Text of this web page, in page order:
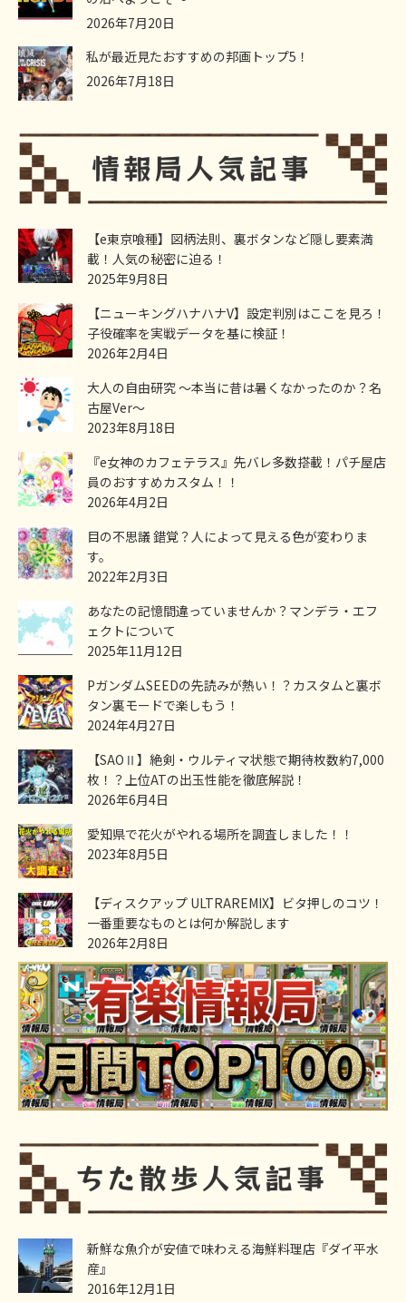
2026年7月20日
私が最近見たおすすめの邦画トップ5！
2026年7月18日
【e東京喰種】図柄法則、裏ボタンなど隠し要素満
載！人気の秘密に迫る！
2025年9月8日
【ニューキングハナハナV】設定判別はここを見ろ！
子役確率を実戦データを基に検証！
2026年2月4日
大人の自由研究 ～本当に昔は暑くなかったのか？名
古屋Ver～
2023年8月18日
『e女神のカフェテラス』先バレ多数搭載！パチ屋店
員のおすすめカスタム！！
2026年4月2日
目の不思議 錯覚？人によって見える色が変わりま
す。
2022年2月3日
あなたの記憶間違っていませんか？マンデラ・エフ
ェクトについて
2025年11月12日
PガンダムSEEDの先読みが熱い！？カスタムと裏ボ
タン裏モードで楽しもう！
2024年4月27日
【SAOⅡ】絶剣・ウルティマ状態で期待枚数約7,000
枚！？上位ATの出玉性能を徹底解説！
2026年6月4日
愛知県で花火がやれる場所を調査しました！！
2023年8月5日
【ディスクアップ ULTRAREMIX】ビタ押しのコツ！
一番重要なものとは何か解説します
2026年2月8日
新鮮な魚介が安値で味わえる海鮮料理店『ダイ平水
産』
2016年12月1日